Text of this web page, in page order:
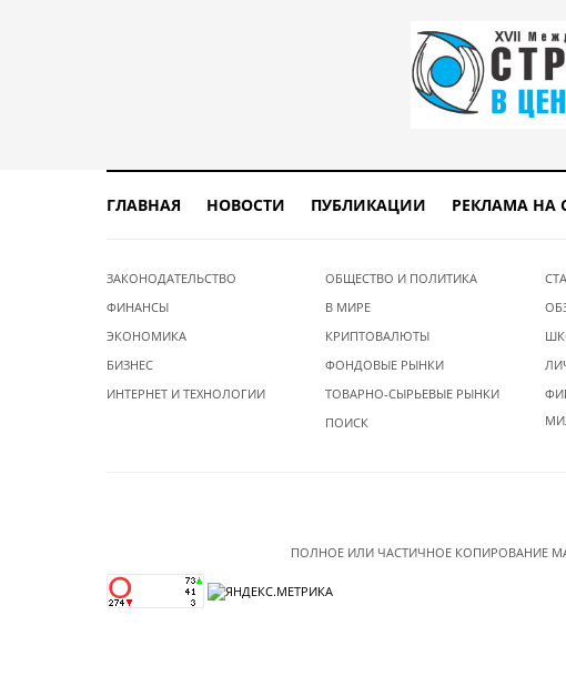
ГЛАВНАЯ НОВОСТИ ПУБЛИКАЦИИ РЕКЛАМА НА
ЗАКОНОДАТЕЛЬСТВО
ФИНАНСЫ
ЭКОНОМИКА
БИЗНЕС
ИНТЕРНЕТ И ТЕХНОЛОГИИ
ОБЩЕСТВО И ПОЛИТИКА
В МИРЕ
КРИПТОВАЛЮТЫ
ФОНДОВЫЕ РЫНКИ
ТОВАРНО-СЫРЬЕВЫЕ РЫНКИ
ПОИСК
ПОЛНОЕ ИЛИ ЧАСТИЧНОЕ КОПИРОВАНИЕ